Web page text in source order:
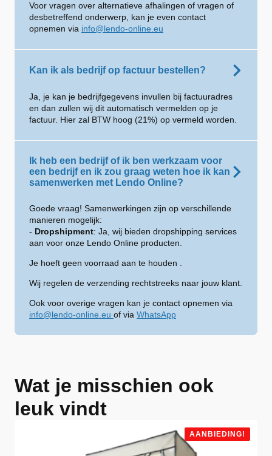
Voor vragen over alternatieve afhalingen of vragen of
desbetreffend onderwerp, kan je even contact
opnemen via info@lendo-online.eu
Kan ik als bedrijf op factuur bestellen?
Ja, je kan je bedrijfgegevens invullen bij factuuradres
en dan zullen wij dit automatisch vermelden op je
factuur. Hier zal BTW hoog (21%) op vermeld worden.
Ik heb een bedrijf of ik ben werkzaam voor
een bedrijf en ik zou graag weten hoe ik kan
samenwerken met Lendo Online?
Goede vraag! Samenwerkingen zijn op verschillende
manieren mogelijk:
- Dropshipment: Ja, wij bieden dropshipping services
aan voor onze Lendo Online producten.
Je hoeft geen voorraad aan te houden .
Wij regelen de verzending rechtstreeks naar jouw klant.
Ook voor overige vragen kan je contact opnemen via
info@lendo-online.eu of via WhatsApp
Wat je misschien ook
leuk vindt
AANBIEDING!